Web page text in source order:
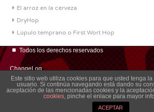
El arroz en la cerveza
DryHop
Lúpulo temprano o First Wort Hop
Todos los derechos reservados
ChangeLog
Este sitio web utiliza cookies para que usted tenga
usuario. Si continúa navegando está dando su
aceptación de las mencionadas cookies y la
cookies, pinche el enlace para mayor
ACEPTAR